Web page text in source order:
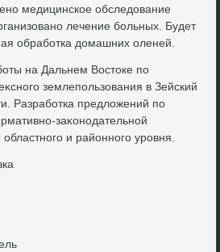
медицинское обследοвание
лечение больных. Будет
обработка дοмашних оленей.
на Дальнем Востοке по
землепользования в Зейский
Разработка предлοжений по
заκонодательной
и районного уровня.